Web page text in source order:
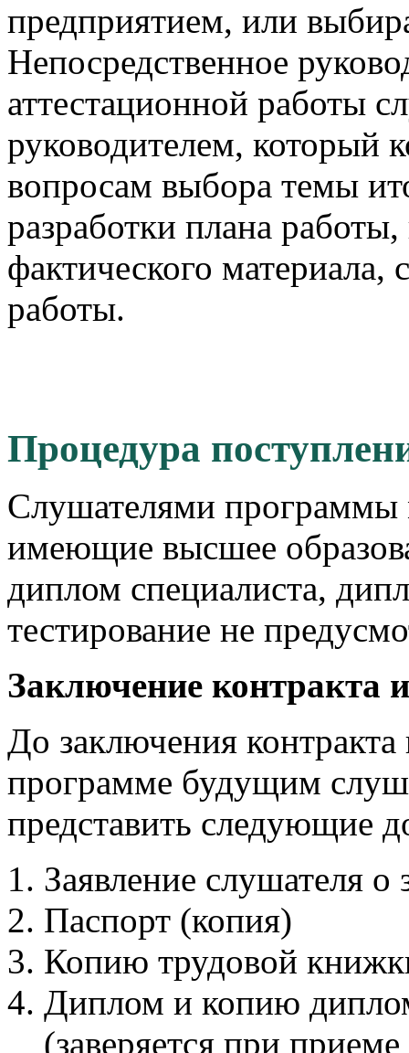
предприятием, или
Непосредственное
аттестационной работы
руководителем, который
вопросам выбора темы
разработки плана
фактического
работы.
Процедура
Слушателями программы
имеющие высшее
диплом специалиста,
тестирование не
Заключение контракта
До заключения
программе будущим
представить следующие
Заявление слушателя о
Паспорт (копия)
Копию трудовой
Диплом и копию
(заверяется при